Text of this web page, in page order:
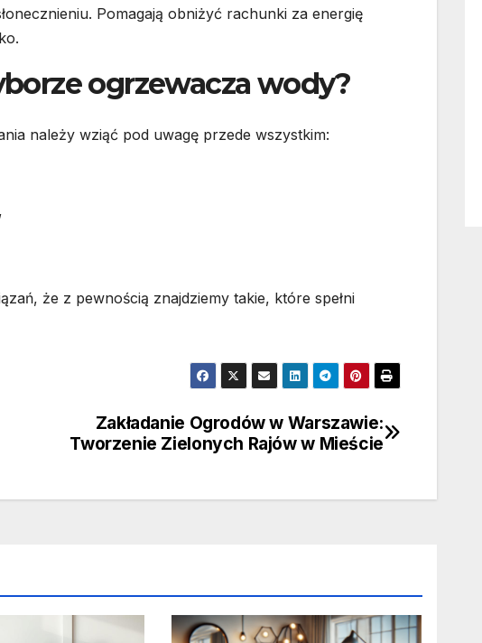
Pomagają obniżyć rachunki za energię
ogrzewacza wody?
należy wziąć pod uwagę przede wszystkim:
że z pewnością znajdziemy takie, które spełni
Zakładanie Ogrodów w Warszawie:
Tworzenie Zielonych Rajów w Mieście